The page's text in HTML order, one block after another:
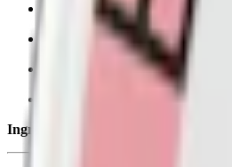
normal fuktighet
starkt vitt snus
Format/storlek:slim
ochkörsbär
Ingredienser:
fyllning (E460,